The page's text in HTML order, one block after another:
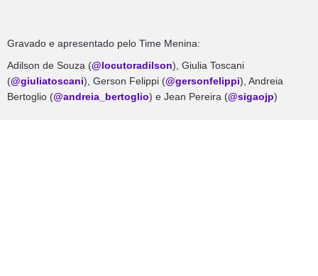
Gravado e apresentado pelo Time Menina:
Adilson de Souza (@locutoradilson), Giulia Toscani
(@giuliatoscani), Gerson Felippi (@gersonfelippi), Andreia
Bertoglio (@andreia_bertoglio) e Jean Pereira (@sigaojp)